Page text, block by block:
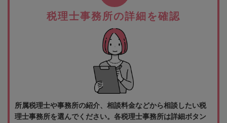
税理士事務所の詳細を確認
所属税理士や事務所の紹介、相談料金などから相談したい税
理士事務所を選んでください。各税理士事務所は詳細ボタン